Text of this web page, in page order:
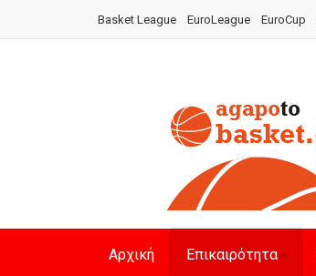
Basket League EuroLeague EuroCup
Αρχική Επικαιρότητα